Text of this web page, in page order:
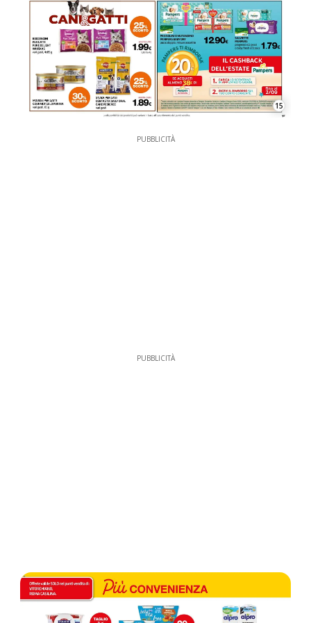
15
PUBBLICITÀ
PUBBLICITÀ